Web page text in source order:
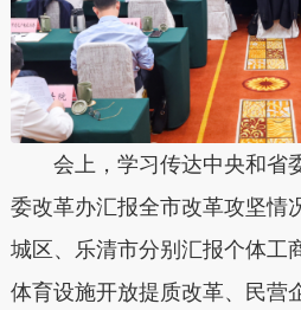
会上，学习传达中央和省
委改革办汇报全市改革攻坚情
城区、乐清市分别汇报个体工
体育设施开放提质改革、民营